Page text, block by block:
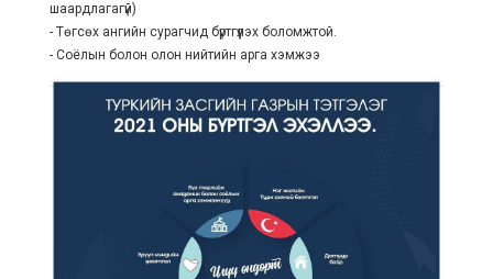
шаардлагагүй)
- Төгсөх ангийн сурагчид бүртгүүлэх боломжтой.
- Соёлын болон олон нийтийн арга хэмжээ